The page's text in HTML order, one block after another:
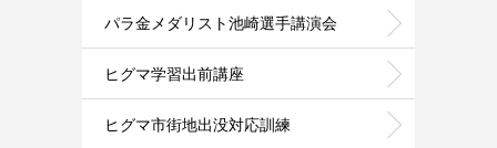
パラ金メダリスト池崎選手講演会
ヒグマ学習出前講座
ヒグマ市街地出没対応訓練